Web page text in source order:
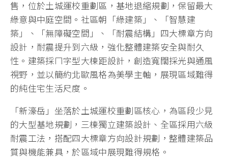
售，位於土城運校重劃區，基地退縮規劃，保留最大
綠意與中庭空間。社區朝「綠建築」、「智慧建
築」、「無障礙空間」、「耐震結構」四大標章方向
設計，耐震提升到六級，強化整體建築安全與耐久
性。建築採ㄇ字型大棟距設計，創造寬闊採光與通風
視野，並以簡約北歐風格為美學主軸，展現區域難得
的純住宅生活尺度。
「新濠岳」坐落於土城運校重劃區核心，為區段少見
的大型基地規劃，三棟獨立建築設計、全區採用六級
耐震工法，搭配四大標章方向設計規劃，整體建築品
質與機能兼具，於區域中展現難得規格。